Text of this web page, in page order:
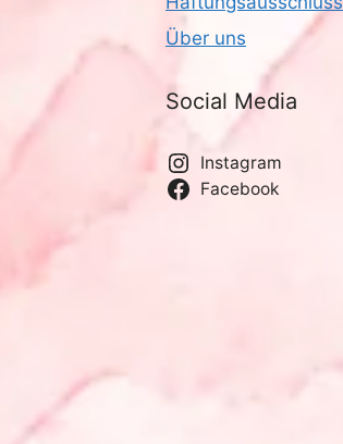
Über uns
Social Media
Instagram
Facebook